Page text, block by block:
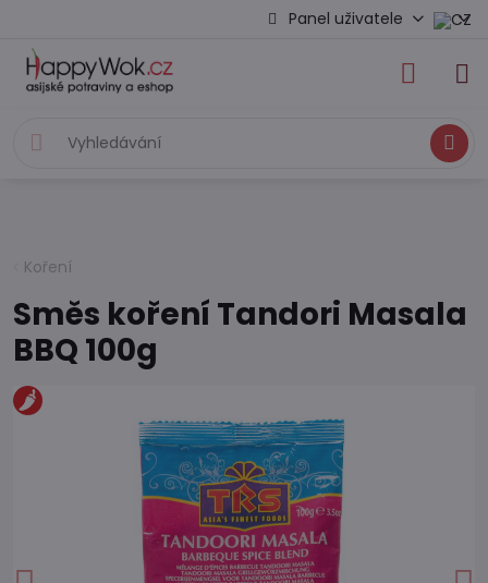
Panel uživatele
Hledat
Koření
Směs koření Tandori Masala
BBQ 100g